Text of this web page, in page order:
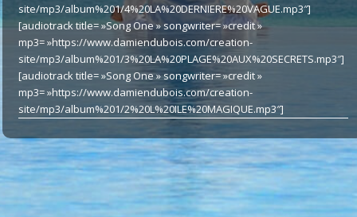
site/mp3/album%201/4%20LA%20DERNIERE%20VAGUE.mp3″]
[audiotrack title= »Song One » songwriter= »credit »
mp3= »https://www.damiendubois.com/creation-
site/mp3/album%201/3%20LA%20PLAGE%20AUX%20SECRETS.mp3″]
[audiotrack title= »Song One » songwriter= »credit »
mp3= »https://www.damiendubois.com/creation-
site/mp3/album%201/2%20L%20ILE%20MAGIQUE.mp3″]